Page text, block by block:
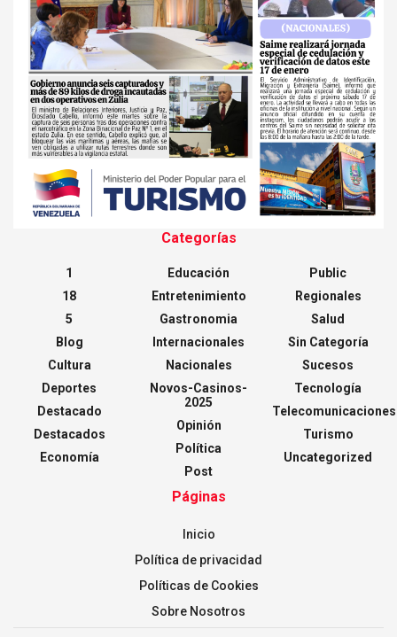
Categorías
1
18
5
Blog
Cultura
Deportes
Destacado
Destacados
Economía
Educación
Entretenimiento
Gastronomia
Internacionales
Nacionales
Novos-Casinos-
2025
Opinión
Política
Post
Public
Regionales
Salud
Sin Categoría
Sucesos
Tecnología
Telecomunicaciones
Turismo
Uncategorized
Páginas
Inicio
Política de privacidad
Políticas de Cookies
Sobre Nosotros